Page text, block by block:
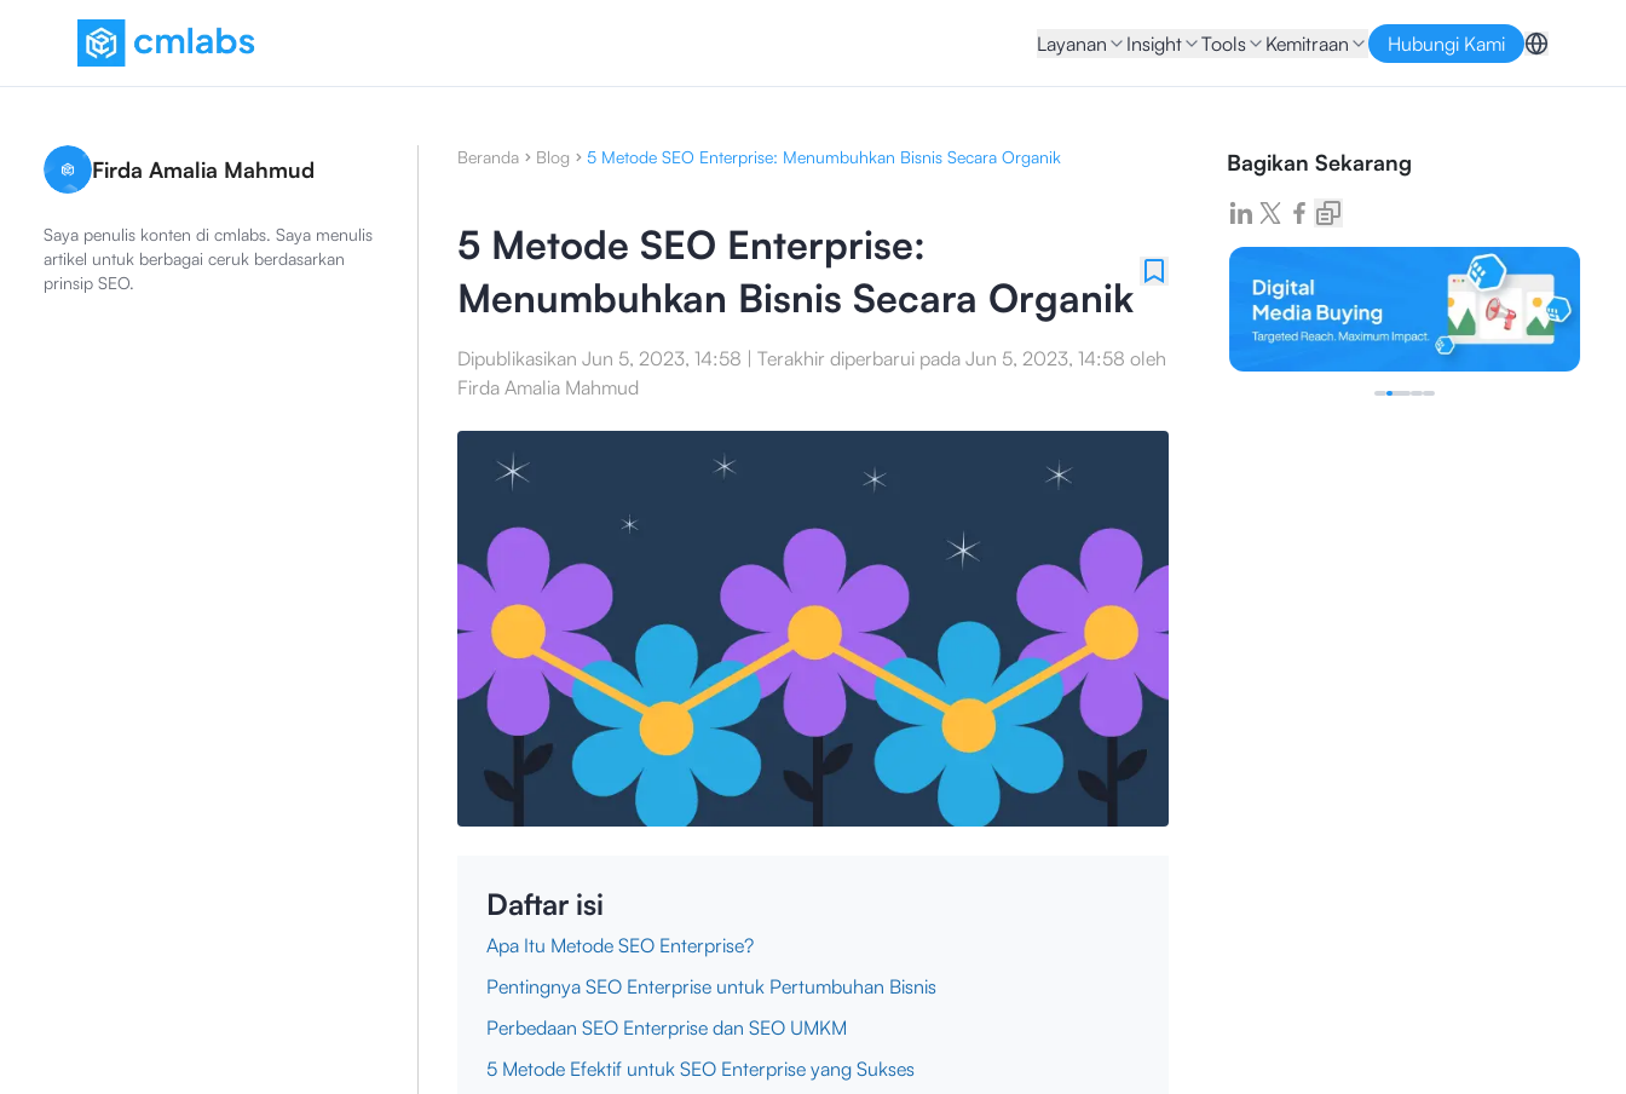
Layanan Insight Tools Kemitraan Hubungi Kami
Firda Amalia Mahmud
Saya penulis konten di cmlabs. Saya menulis
artikel untuk berbagai ceruk berdasarkan
prinsip SEO.
Beranda Blog 5 Metode SEO Enterprise: Menumbuhkan Bisnis Secara Organik
5 Metode SEO Enterprise:
Menumbuhkan Bisnis Secara Organik
Dipublikasikan Jun 5, 2023, 14:58 | Terakhir diperbarui pada Jun 5, 2023, 14:58 oleh
Firda Amalia Mahmud
Daftar isi
Apa Itu Metode SEO Enterprise?
Pentingnya SEO Enterprise untuk Pertumbuhan Bisnis
Perbedaan SEO Enterprise dan SEO UMKM
5 Metode Efektif untuk SEO Enterprise yang Sukses
Bagikan Sekarang